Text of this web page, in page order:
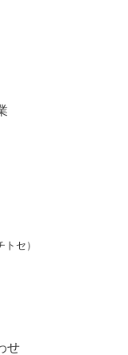
トセ）
せ